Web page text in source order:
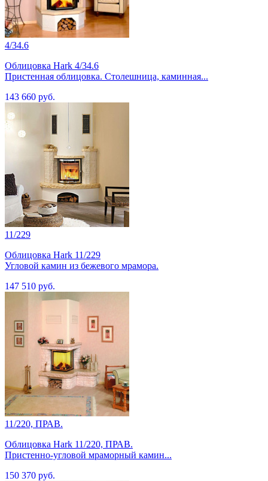
4/34.6
Облицовка Hark 4/34.6
Пристенная облицовка. Столешница, каминная...
143 660 руб.
11/229
Облицовка Hark 11/229
Угловой камин из бежевого мрамора.
147 510 руб.
11/220, ПРАВ.
Облицовка Hark 11/220, ПРАВ.
Пристенно-угловой мраморный камин...
150 370 руб.